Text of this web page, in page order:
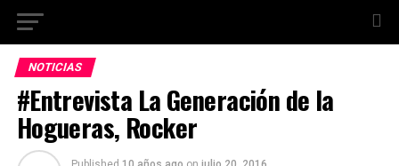
NOTICIAS
#Entrevista La Generación de la
Hogueras, Rocker